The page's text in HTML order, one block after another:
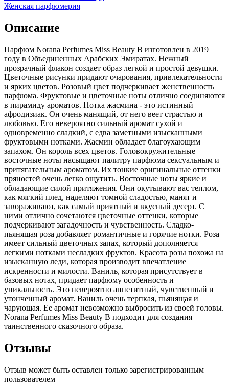
Женская парфюмерия
Описание
Парфюм Norana Perfumes Miss Beauty B изготовлен в 2019
году в Объединенных Арабских Эмиратах. Нежный
прозрачный флакон создает образ легкой и простой девушки.
Цветочные рисунки придают очарования, привлекательности
и ярких цветов. Розовый цвет подчеркивает женственность
парфюма. Фруктовые и цветочные ноты отлично соединяются
в пирамиду ароматов. Нотка жасмина - это истинный
афродизиак. Он очень манящий, от него веет страстью и
любовью. Его невероятно сильный аромат сухой и
одновременно сладкий, с едва заметными изысканными
фруктовыми нотками. Жасмин обладает благоухающим
запахом. Он король всех цветов. Головокружительные
восточные ноты насыщают палитру парфюма сексуальным и
притягательным ароматом. Их тонкие оригинальные оттенки
пряностей очень легко ощутить. Восточные ноты яркие и
обладающие силой притяжения. Они окутывают вас теплом,
как мягкий плед, наделяют томной сладостью, манят и
завораживают, как самый приятный и вкусный десерт. С
ними отлично сочетаются цветочные оттенки, которые
подчеркивают загадочность и чувственность. Сладко-
пьянящая роза добавляет романтичные и горячие нотки. Роза
имеет сильный цветочных запах, который дополняется
легкими нотками несладких фруктов. Красота розы похожа на
изысканную леди, которая производит впечатление
искренности и милости. Ваниль, которая присутствует в
базовых нотах, придает парфюму особенность и
уникальность. Это невероятно аппетитный, чувственный и
утонченный аромат. Ваниль очень терпкая, пьянящая и
чарующая. Ее аромат невозможно выбросить из своей головы.
Norana Perfumes Miss Beauty B подходит для создания
таинственного сказочного образа.
Отзывы
Отзыв может быть оставлен только зарегистрированным
пользователем